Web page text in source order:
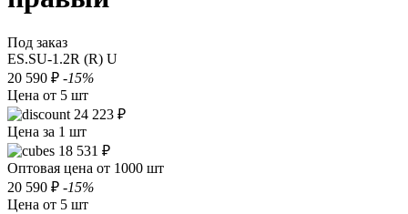
Под заказ
ES.SU-1.2R (R) U
20 590 ₽ -15%
Цена от 5 шт
24 223 ₽
Цена за 1 шт
18 531 ₽
Оптовая цена от 1000 шт
20 590 ₽ -15%
Цена от 5 шт